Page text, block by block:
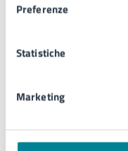
Preferenze
Statistiche
Marketing
A cura di